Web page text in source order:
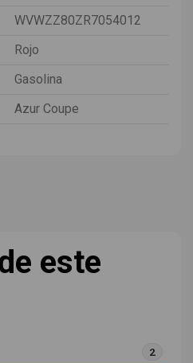
WVWZZ80ZR7054012
Rojo
Gasolina
Azur Coupe
este
2